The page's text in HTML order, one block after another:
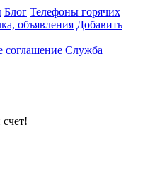
Блог Телефоны горячих
объявления Добавить
соглашение Служба